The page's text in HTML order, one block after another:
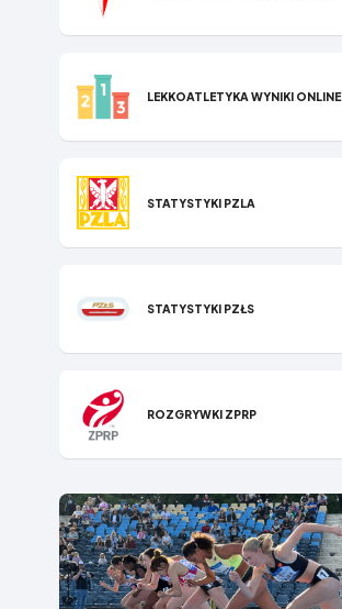
LEKKOATLETYKA WYNIKI ONLINE
STATYSTYKI P​ZLA
STATYSTYKI PZŁS
ROZGRYWKI ZPRP